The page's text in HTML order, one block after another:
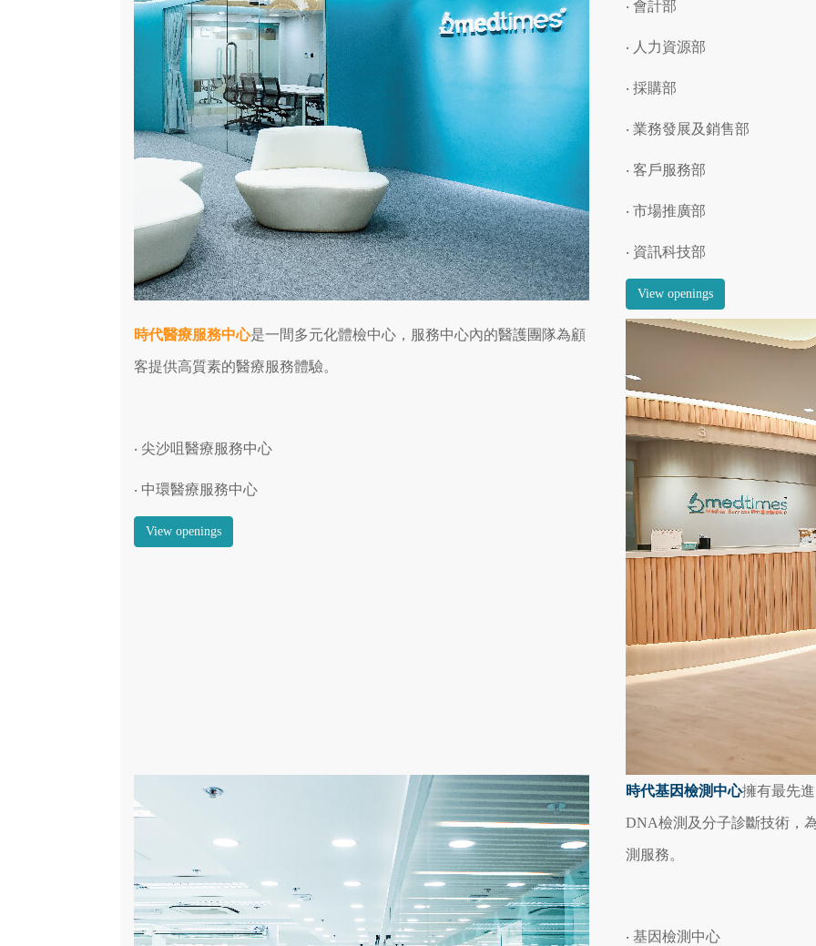
‧ 會計部
‧ 人力資源部
‧ 採購部
‧ 業務發展及銷售部
‧ 客戶服務部
‧ 市場推廣部
‧ 資訊科技部
View openings
時代醫療服務中心是一間多元化體檢中心，服務中心內的醫護團隊為顧
客提供高質素的醫療服務體驗。
‧ 尖沙咀醫療服務中心
‧ 中環醫療服務中心
View openings
時代基因檢測中心擁有最先
DNA檢測 及分子診斷技術，
測服務。
‧ 基因檢測中心